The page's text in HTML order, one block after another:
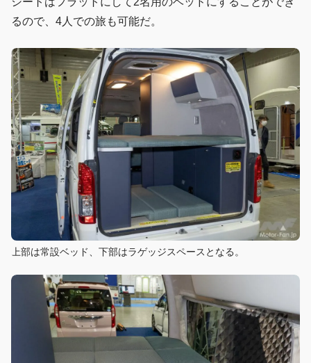
るので、4人での旅も可能だ。
上部は常設ベッド、下部はラゲッジスペースとなる。